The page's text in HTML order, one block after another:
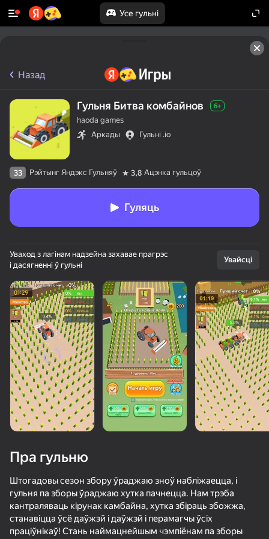
Усе гульні
50+ лепшых гульняў, у якія гуляюць
нават тыя, хто «не гуляе»
Extreme Drift: Highway Clash
Крафт боевой машины из блоков
77
Pixel Car Racer
71
Назад
Гульня Битва комбайнов 6+
haoda games
Аркады
Гульні .io
33 Рэйтынг Яндэкс Гульняў 3,8 Ацэнка гульцоў
Гуляць
Уваход з лагінам надзейна захавае прагрэс
і дасягненні ў гульні
Увайсці
Пра гульню
Штогадовы сезон збору ўраджаю зноў набліжаецца, і
гульня па зборы ўраджаю хутка пачнецца. Нам трэба
кантраляваць кірунак камбайна, хутка збіраць збожжа,
станавіцца ўсё даўжэй і даўжэй і перамагчы ўсіх
праціўнікаў! Стань наймацнейшым чэмпіёнам па зборы